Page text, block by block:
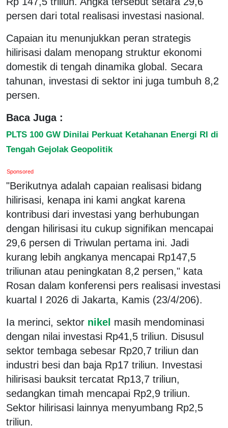
persen dari total realisasi investasi nasional.
Capaian itu menunjukkan peran strategis
hilirisasi dalam menopang struktur ekonomi
domestik di tengah dinamika global. Secara
tahunan, investasi di sektor ini juga tumbuh 8,2
persen.
Baca Juga :
PLTS 100 GW Dinilai Perkuat Ketahanan Energi RI di
Tengah Gejolak Geopolitik
Sponsored
"Berikutnya adalah capaian realisasi bidang
hilirisasi, kenapa ini kami angkat karena
kontribusi dari investasi yang berhubungan
dengan hilirisasi itu cukup signifikan mencapai
29,6 persen di Triwulan pertama ini. Jadi
kurang lebih angkanya mencapai Rp147,5
triliunan atau peningkatan 8,2 persen," kata
Rosan dalam konferensi pers realisasi investasi
kuartal I 2026 di Jakarta, Kamis (23/4/206).
Ia merinci, sektor nikel masih mendominasi
dengan nilai investasi Rp41,5 triliun. Disusul
sektor tembaga sebesar Rp20,7 triliun dan
industri besi dan baja Rp17 triliun. Investasi
hilirisasi bauksit tercatat Rp13,7 triliun,
sedangkan timah mencapai Rp2,9 triliun.
Sektor hilirisasi lainnya menyumbang Rp2,5
triliun.